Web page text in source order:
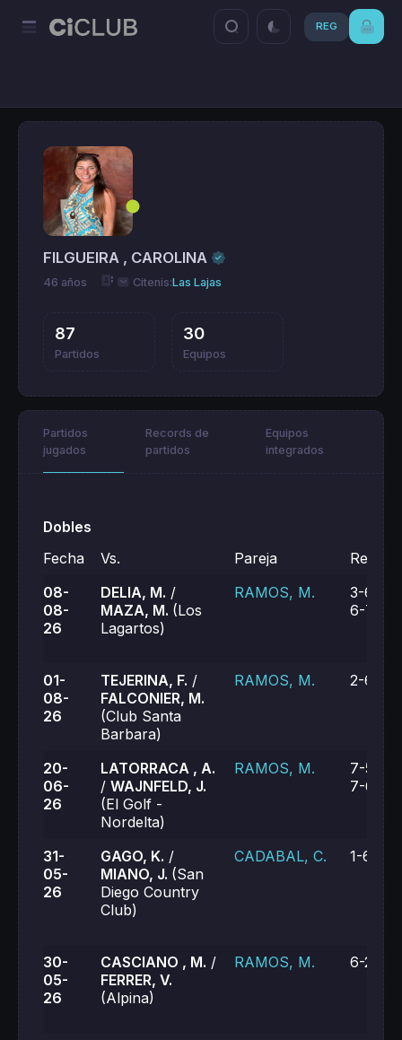
REG
FILGUEIRA , CAROLINA
46 años Citenis:Las Lajas
87
Partidos
30
Equipos
Partidos
jugados
Records de
partidos
Equipos
integrados
Dobles
Fecha Vs. Pareja
08-
08-
26
DELIA, M. /
MAZA, M. (Los
Lagartos)
RAMOS, M.
3-6, 7-
6-7 (8)
01-
08-
26
TEJERINA, F. /
FALCONIER, M.
(Club Santa
Barbara)
RAMOS, M. 2-6, 0-
20-
06-
26
LATORRACA , A.
/ WAJNFELD, J.
(El Golf -
Nordelta)
RAMOS, M.
7-5, 6-
7-6 (6)
31-
05-
26
GAGO, K. /
MIANO, J. (San
Diego Country
Club)
CADABAL, C. 1-6, 2-6
30-
05-
26
CASCIANO , M. /
FERRER, V.
(Alpina)
RAMOS, M. 6-2, 6-1